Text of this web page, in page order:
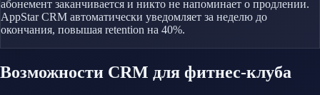
абонемент заканчивается и никто не напоминает о продлении.
AppStar CRM автоматически уведомляет за неделю до
окончания, повышая retention на 40%.
Возможности CRM для фитнес-клуба